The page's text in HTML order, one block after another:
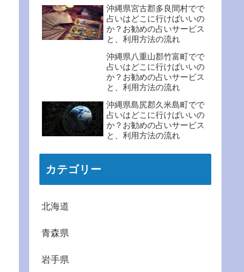
沖縄県宮古郡多良間村でで
占いはどこに行けばいいの
か？お勧めの占いサービス
と、利用方法の流れ
沖縄県八重山郡竹富町でで
占いはどこに行けばいいの
か？お勧めの占いサービス
と、利用方法の流れ
沖縄県島尻郡久米島町でで
占いはどこに行けばいいの
か？お勧めの占いサービス
と、利用方法の流れ
カテゴリー
北海道
青森県
岩手県